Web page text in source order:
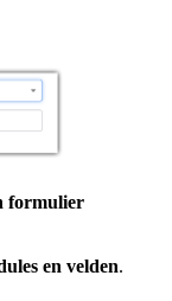
formulier
en velden.